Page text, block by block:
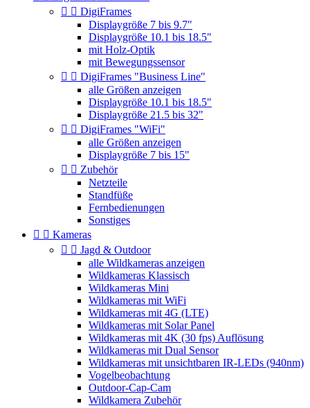
  DigiFrames
Displaygröße 7 bis 9.7"
Displaygröße 10.1 bis 18.5"
mit Holz-Optik
mit Bewegungssensor
  DigiFrames "Business Line"
alle Größen anzeigen
Displaygröße 10.1 bis 18.5"
Displaygröße 21.5 bis 32"
  DigiFrames "WiFi"
alle Größen anzeigen
Displaygröße 7 bis 15"
  Zubehör
Netzteile
Standfüße
Fernbedienungen
Sonstiges
  Kameras
  Jagd & Outdoor
alle Wildkameras anzeigen
Wildkameras Klassisch
Wildkameras Mini
Wildkameras mit WiFi
Wildkameras mit 4G (LTE)
Wildkameras mit Solar Panel
Wildkameras mit 4K (30 fps) Auflösung
Wildkameras mit Dual Sensor
Wildkameras mit unsichtbaren IR-LEDs (940nm)
Vogelbeobachtung
Outdoor-Cap-Cam
Wildkamera Zubehör